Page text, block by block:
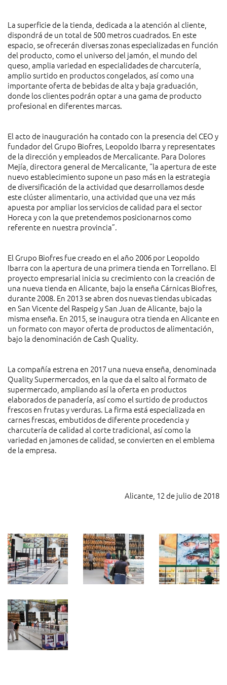
La superficie de la tienda, dedicada a la atención al cliente,
dispondrá de un total de 500 metros cuadrados. En este
espacio, se ofrecerán diversas zonas especializadas en función
del producto, como el universo del jamón, el mundo del
queso, amplia variedad en especialidades de charcutería,
amplio surtido en productos congelados, así como una
importante oferta de bebidas de alta y baja graduación,
donde los clientes podrán optar a una gama de producto
profesional en diferentes marcas.
El acto de inauguración ha contado con la presencia del CEO y
fundador del Grupo Biofres, Leopoldo Ibarra y representates
de la dirección y empleados de Mercalicante. Para Dolores
Mejía, directora general de Mercalicante, “la apertura de este
nuevo establecimiento supone un paso más en la estrategia
de diversificación de la actividad que desarrollamos desde
este clúster alimentario, una actividad que una vez más
apuesta por ampliar los servicios de calidad para el sector
Horeca y con la que pretendemos posicionarnos como
referente en nuestra provincia”.
El Grupo Biofres fue creado en el año 2006 por Leopoldo
Ibarra con la apertura de una primera tienda en Torrellano. El
proyecto empresarial inicia su crecimiento con la creación de
una nueva tienda en Alicante, bajo la enseña Cárnicas Biofres,
durante 2008. En 2013 se abren dos nuevas tiendas ubicadas
en San Vicente del Raspeig y San Juan de Alicante, bajo la
misma enseña. En 2015, se inaugura otra tienda en Alicante en
un formato con mayor oferta de productos de alimentación,
bajo la denominación de Cash Quality.
La compañía estrena en 2017 una nueva enseña, denominada
Quality Supermercados, en la que da el salto al formato de
supermercado, ampliando así la oferta en productos
elaborados de panadería, así como el surtido de productos
frescos en frutas y verduras. La firma está especializada en
carnes frescas, embutidos de diferente procedencia y
charcutería de calidad al corte tradicional, así como la
variedad en jamones de calidad, se convierten en el emblema
de la empresa.
Alicante, 12 de julio de 2018